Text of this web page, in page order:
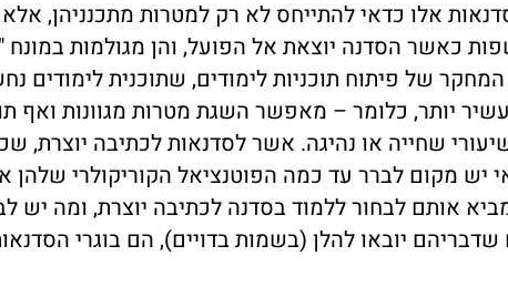
אלו כדאי להתייחס לא רק למטרות מתכנניהן,
כאשר הסדנה יוצאת אל הפועל, והן מגולמות במונח
של פיתוח תוכניות לימודים, שתוכנית לימודים
יותר, כלומר – מאפשר השגת מטרות מגוונות ואף
שחייה או נהיגה. אשר לסדנאות לכתיבה יוצרת,
יש מקום לברר עד כמה הפוטנציאל הקוריקולרי
אותם לבחור ללמוד בסדנה לכתיבה יוצרת, ומה יש
יובאו להלן (בשמות בדויים), הם בוגרי